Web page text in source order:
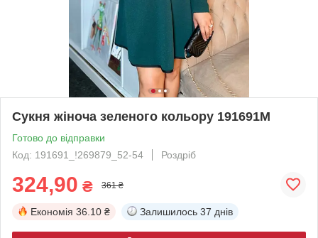
Сукня жіноча зеленого кольору 191691M
Готово до відправки
Код: 191691_!269879_52-54
Роздріб
324,90 ₴ 361 ₴
Економія 36.10 ₴ Залишилось 37 днів